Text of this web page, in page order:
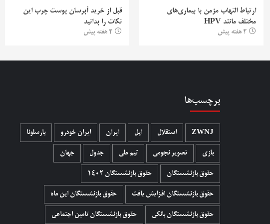
ارتباط التهاب مزمن با بیماری‌های
مختلف مانند HPV
2 هفته پیش
قبل از خرید آبرسان پوست چرب این
نکات را بدانید
2 هفته پیش
برچسب‌ها
ZWNJ استقلال اپل ایران ایران خودرو بارسلونا
بازی تصویر نجومی تیم ملی جدول جهان
حقوق بازنشستگان حقوق بازنشستگان 1402
حقوق بازنشستگان افزایش یافت حقوق بازنشستگان این ماه
حقوق بازنشستگان بانکی حقوق بازنشستگان تامین اجتماعی